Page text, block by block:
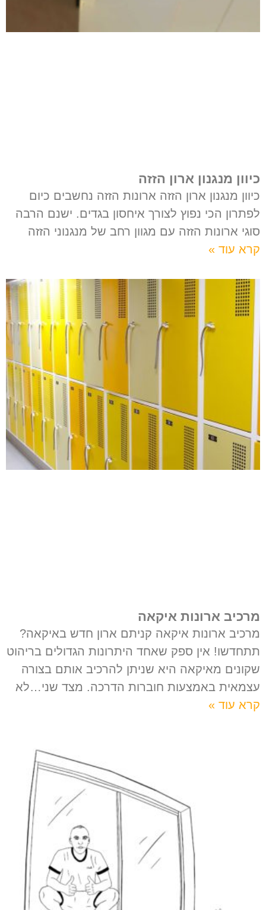
כיוון מנגנון ארון הזזה
כיוון מנגנון ארון הזזה ארונות הזזה נחשבים כיום
לפתרון הכי נפוץ לצורך איחסון בגדים. ישנם הרבה
סוגי ארונות הזזה עם מגוון רחב של מנגנוני הזזה
קרא עוד »
מרכיב ארונות איקאה
מרכיב ארונות איקאה קניתם ארון חדש באיקאה?
תתחדשו! אין ספק שאחד היתרונות הגדולים בריהוט
שקונים מאיקאה היא שניתן להרכיב אותם בצורה
עצמאית באמצעות חוברות הדרכה. מצד שני…לא
קרא עוד »